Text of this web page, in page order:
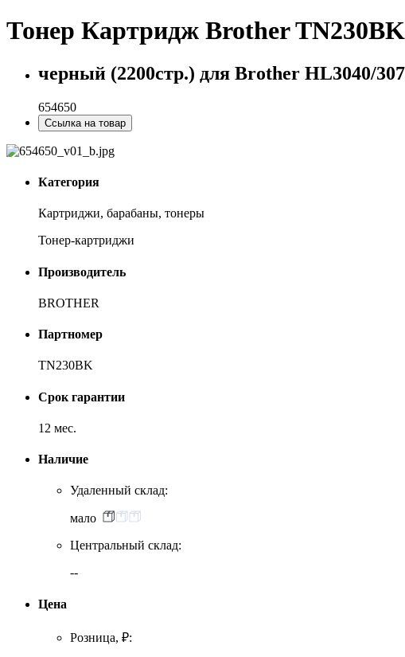
Тонер Картридж Brother TN230BK
черный (2200стр.) для Brother HL3040/
654650
Ссылка на товар
Категория
Картриджи, барабаны, тонеры
Тонер-картриджи
Производитель
BROTHER
Партномер
TN230BK
Срок гарантии
12 мес.
Наличие
Удаленный склад:
мало
Центральный склад:
--
Цена
Розница, ₽: